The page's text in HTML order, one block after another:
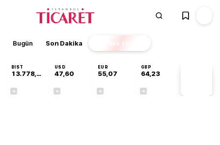
Bugün Son Dakika Finans EKSTRA
BIST
13.778,97
USD
47,60
EUR
55,07
GBP
64,23